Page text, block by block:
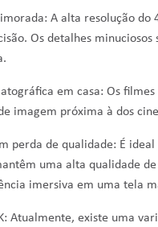
A alta resolução do
Os detalhes
em casa: Os
imagem próxima à dos
perda de qualidade: É
uma alta qualidade
imersiva em uma tela
Atualmente, existe uma